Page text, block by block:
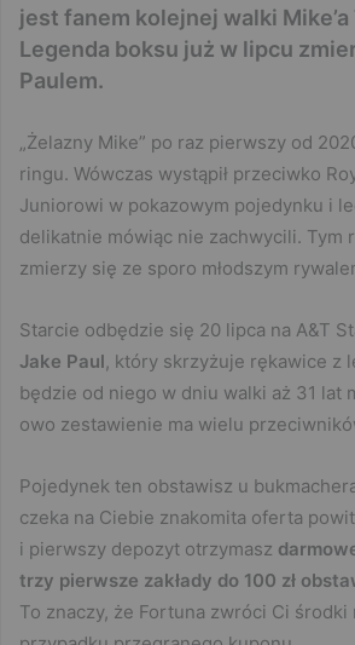
jest fanem kolejnej walki Mike’a
Legenda boksu już w lipcu
Paulem.
„Żelazny Mike” po raz pierwszy od
ringu. Wówczas wystąpił przeciwko
Juniorowi w pokazowym pojedynku i
delikatnie mówiąc nie zachwycili. Tym
zmierzy się ze sporo młodszym
Starcie odbędzie się 20 lipca na A&T
Jake Paul, który skrzyżuje rękawice z
będzie od niego w dniu walki aż 31 lat
owo zestawienie ma wielu
Pojedynek ten obstawisz u
czeka na Ciebie znakomita oferta
i pierwszy depozyt otrzymasz
trzy pierwsze zakłady do 100 zł
To znaczy, że Fortuna zwróci Ci środki